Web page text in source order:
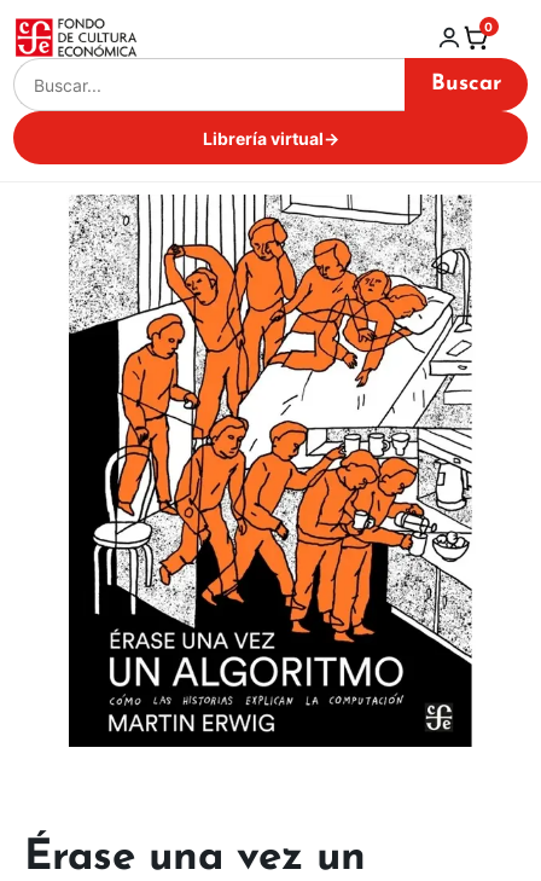
Buscar
Librería virtual→
0
Érase una vez un